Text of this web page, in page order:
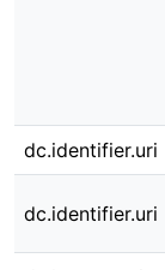
dc.identifier.uri
dc.identifier.uri